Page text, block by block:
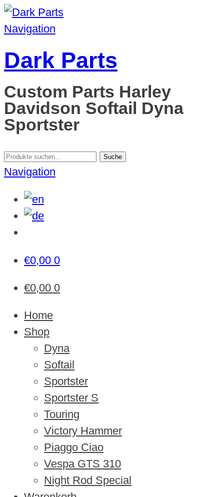
Navigation
Dark Parts
Custom Parts Harley
Davidson Softail Dyna
Sportster
Suche
nach:
Suche
Navigation
€0,00 0
€0,00 0
Home
Shop
Dyna
Softail
Sportster
Sportster S
Touring
Victory Hammer
Piaggo Ciao
Vespa GTS 310
Night Rod Special